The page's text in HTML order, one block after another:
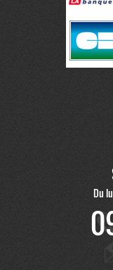
Du